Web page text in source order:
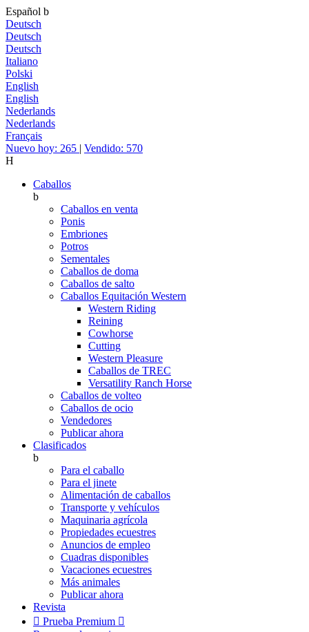
Español b
Deutsch
Deutsch
Deutsch
Italiano
Polski
English
English
Nederlands
Nederlands
Français
Nuevo hoy: 265 | Vendido: 570
H
Caballos
b
Caballos en venta
Ponis
Embriones
Potros
Sementales
Caballos de doma
Caballos de salto
Caballos Equitación Western
Western Riding
Reining
Cowhorse
Cutting
Western Pleasure
Caballos de TREC
Versatility Ranch Horse
Caballos de volteo
Caballos de ocio
Vendedores
Publicar ahora
Clasificados
b
Para el caballo
Para el jinete
Alimentación de caballos
Transporte y vehículos
Maquinaria agrícola
Propiedades ecuestres
Anuncios de empleo
Cuadras disponibles
Vacaciones ecuestres
Más animales
Publicar ahora
Revista
 Prueba Premium 